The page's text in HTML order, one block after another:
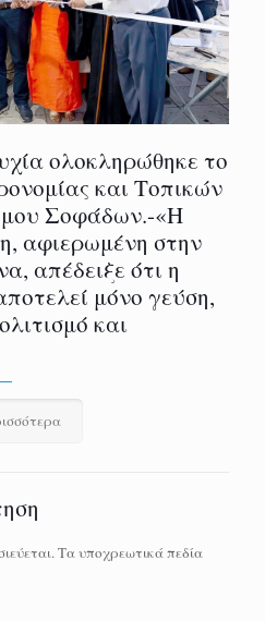
ολοκληρώθηκε το
και Τοπικών
Σοφάδων.-«Η
αφιερωμένη στην
απέδειξε ότι η
μόνο γεύση,
και
Τα υποχρεωτικά πεδία